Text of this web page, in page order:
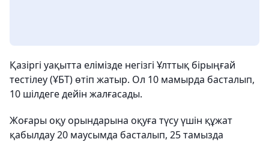
Қазіргі уақытта елімізде негізгі Ұлттық бірыңғай
тестілеу (ҰБТ) өтіп жатыр. Ол 10 мамырда басталып,
10 шілдеге дейін жалғасады.
Жоғары оқу орындарына оқуға түсу үшін құжат
қабылдау 20 маусымда басталып, 25 тамызда